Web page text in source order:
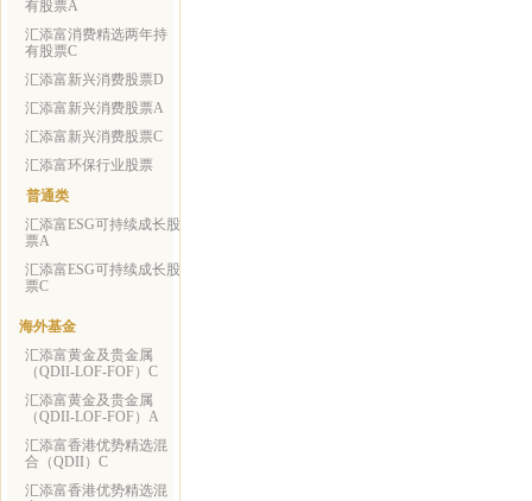
有股票A
汇添富消费精选两年持
有股票C
汇添富新兴消费股票D
汇添富新兴消费股票A
汇添富新兴消费股票C
汇添富环保行业股票
普通类
汇添富ESG可持续成长股
票A
汇添富ESG可持续成长股
票C
海外基金
汇添富黄金及贵金属
（QDII-LOF-FOF）C
汇添富黄金及贵金属
（QDII-LOF-FOF）A
汇添富香港优势精选混
合（QDII）C
汇添富香港优势精选混